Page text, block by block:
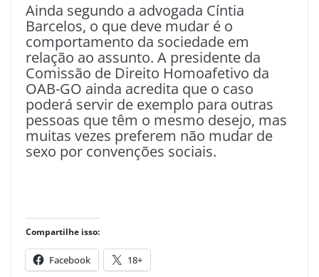
Ainda segundo a advogada Cíntia
Barcelos, o que deve mudar é o
comportamento da sociedade em
relação ao assunto. A presidente da
Comissão de Direito Homoafetivo da
OAB-GO ainda acredita que o caso
poderá servir de exemplo para outras
pessoas que têm o mesmo desejo, mas
muitas vezes preferem não mudar de
sexo por convenções sociais.
Compartilhe isso:
Facebook 18+